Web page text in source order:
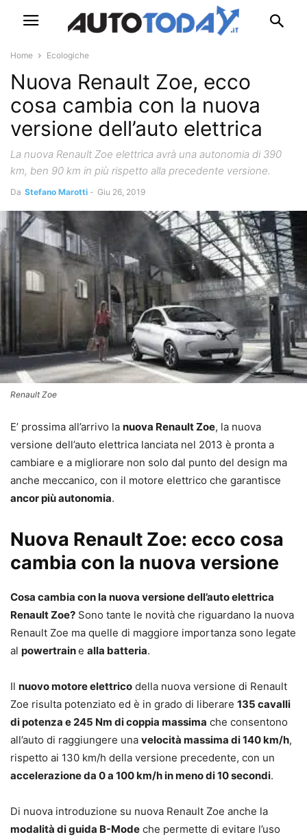
Home Ecologiche
Nuova Renault Zoe, ecco
cosa cambia con la nuova
versione dell’auto elettrica
La nuova Renault Zoe elettrica avrà una autonomia di 390
km, ben 90 km in più rispetto alla precedente versione.
Da Stefano Marotti - Giu 26, 2019
Renault Zoe
E’ prossima all’arrivo la nuova Renault Zoe, la nuova
versione dell’auto elettrica lanciata nel 2013 è pronta a
cambiare e a migliorare non solo dal punto del design ma
anche meccanico, con il motore elettrico che garantisce
ancor più autonomia.
Nuova Renault Zoe: ecco cosa
cambia con la nuova versione
Cosa cambia con la nuova versione dell’auto elettrica
Renault Zoe? Sono tante le novità che riguardano la nuova
Renault Zoe ma quelle di maggiore importanza sono legate
al powertraine alla batteria.
Il nuovo motore elettrico della nuova versione di Renault
Zoe risulta potenziato ed è in grado di liberare 135 cavalli
di potenza e 245 Nm di coppia massima che consentono
all’auto di raggiungere una velocità massima di 140 km/h,
rispetto ai 130 km/h della versione precedente, con un
accelerazione da 0 a 100 km/h in meno di 10 secondi.
Di nuova introduzione su nuova Renault Zoe anche la
modalità di guida B-Mode che permette di evitare l’uso